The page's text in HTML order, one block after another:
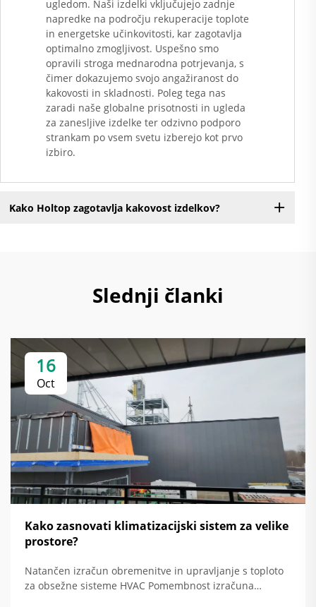
ugledom. Naši izdelki vključujejo zadnje
napredke na področju rekuperacije toplote
in energetske učinkovitosti, kar zagotavlja
optimalno zmogljivost. Uspešno smo
opravili stroga mednarodna potrjevanja, s
čimer dokazujemo svojo angažiranost do
kakovosti in skladnosti. Poleg tega nas
zaradi naše globalne prisotnosti in ugleda
za zanesljive izdelke ter odzivno podporo
strankam po vsem svetu izberejo kot prvo
izbiro.
Kako Holtop zagotavlja kakovost izdelkov?
Slednji članki
16
Oct
Kako zasnovati klimatizacijski sistem za velike
prostore?
Natančen izračun obremenitve in upravljanje s toploto
za obsežne sisteme HVAC Pomembnost izračuna